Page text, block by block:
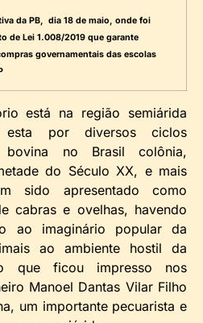
da PB, dia 18 de maio, onde foi
de Lei 1.008/2019 que garante
governamentais das escolas
está na região semiárida
esta por diversos ciclos
bovina no Brasil colônia,
do Século XX, e mais
sido apresentado como
cabras e ovelhas, havendo
ao imaginário popular da
ao ambiente hostil da
que ficou impresso nos
Manoel Dantas Vilar Filho
um importante pecuarista e